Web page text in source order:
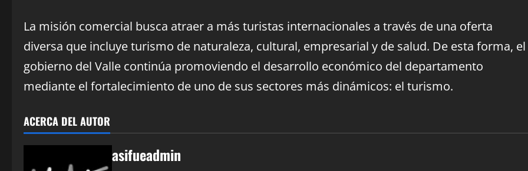
La misión comercial busca atraer a más turistas internacionales a través de una oferta
diversa que incluye turismo de naturaleza, cultural, empresarial y de salud. De esta forma, el
gobierno del Valle continúa promoviendo el desarrollo económico del departamento
mediante el fortalecimiento de uno de sus sectores más dinámicos: el turismo.
ACERCA DEL AUTOR
asifueadmin